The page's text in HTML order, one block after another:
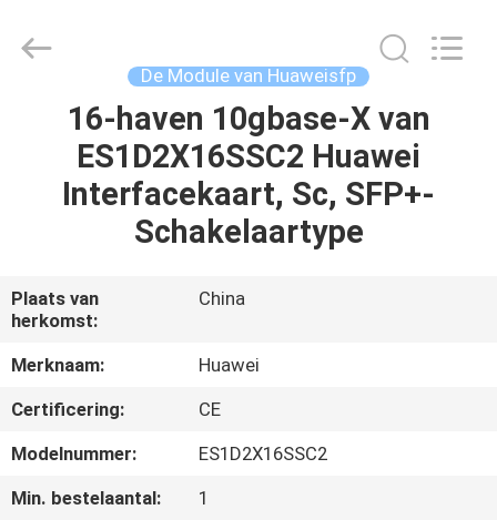
PRODUCTEN
OVER
ONS
FABRIEKSTOCHT
KWALITEITSCONTROLE
Ltd..
De Module van Huaweisfp
16-haven 10gbase-X van
ES1D2X16SSC2 Huawei
Interfacekaart, Sc, SFP+-
Schakelaartype
Plaats van
herkomst:
China
Merknaam:
Huawei
Certificering:
CE
Modelnummer:
ES1D2X16SSC2
Min. bestelaantal:
1